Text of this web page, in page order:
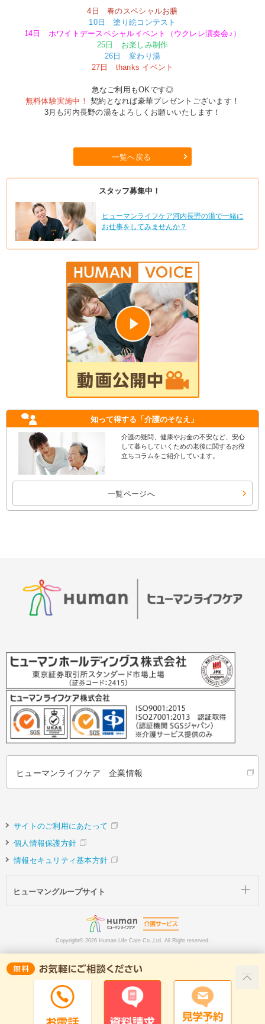
4日 春のスペシャルお膳
10日 塗り絵コンテスト
14日 ホワイトデースペシャルイベント（ウクレレ演奏会♪）
25日 お楽しみ制作
26日 変わり湯
27日 thanks イベント
急なご利用もOKです◎
無料体験実施中！ 契約となれば豪華プレゼントございます！
3月も河内長野の湯をよろしくお願いいたします！
一覧へ戻る
スタッフ募集中！
ヒューマンライフケア河内長野の湯で一緒に
お仕事をしてみませんか？
知って得する 「介護のそなえ」
介護の疑問、健康やお金の不安など、安心
して暮らしていくための老後に関するお役
立ちコラムをご紹介しています。
一覧ページへ
ヒューマンライフケア 企業情報
サイトのご利用にあたって
個人情報保護方針
情報セキュリティ基本方針
ヒューマングループサイト
Copyright© 2026 Human Life Care Co.,Ltd. All Right reserved.